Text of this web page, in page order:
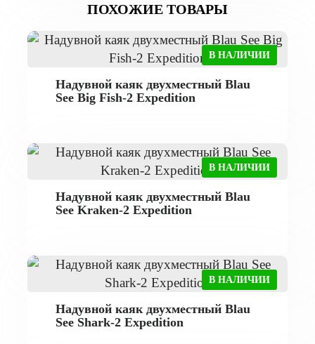
ПОХОЖИЕ ТОВАРЫ
В НАЛИЧИИ
Надувной каяк двухместный Blau
See Big Fish-2 Expedition
В НАЛИЧИИ
Надувной каяк двухместный Blau
See Kraken-2 Expedition
В НАЛИЧИИ
Надувной каяк двухместный Blau
See Shark-2 Expedition